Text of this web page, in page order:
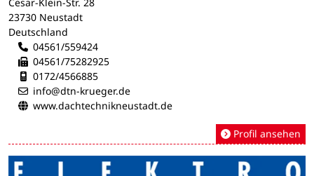
23730 Neustadt
Deutschland
04561/559424
04561/75282925
Mobilnummer:
0172/4566885
info@dtn-krueger.de
www.dachtechnikneustadt.de
Profil ansehen